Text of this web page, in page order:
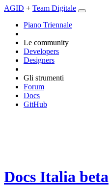
AGID + Team Digitale
Piano Triennale
Le community
Developers
Designers
Gli strumenti
Forum
Docs
GitHub
Docs Italia beta